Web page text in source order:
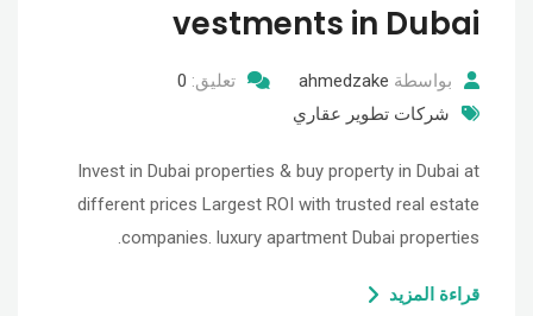
vestments in Dubai
بواسطة ahmedzake تعليق: 0
شركات تطوير عقاري
Invest in Dubai properties & buy property in Dubai at
different prices Largest ROI with trusted real estate
companies. luxury apartment Dubai properties.
قراءة المزيد